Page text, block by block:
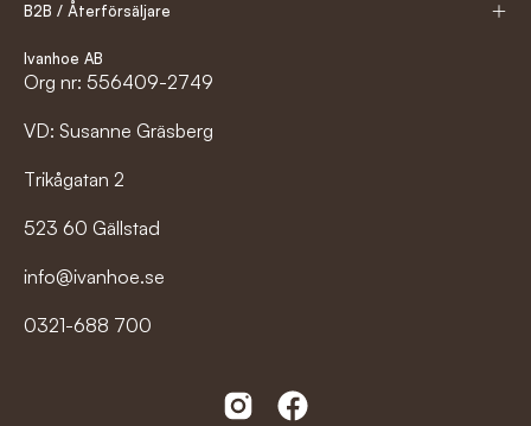
B2B / Återförsäljare
Ivanhoe AB
Org nr: 556409-2749
VD: Susanne Gräsberg
Trikågatan 2
523 60 Gällstad
info@ivanhoe.se
0321-688 700